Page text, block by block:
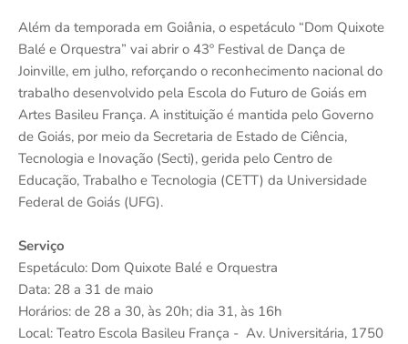
Além da temporada em Goiânia, o espetáculo “Dom Quixote
Balé e Orquestra” vai abrir o 43º Festival de Dança de
Joinville, em julho, reforçando o reconhecimento nacional do
trabalho desenvolvido pela Escola do Futuro de Goiás em
Artes Basileu França. A instituição é mantida pelo Governo
de Goiás, por meio da Secretaria de Estado de Ciência,
Tecnologia e Inovação (Secti), gerida pelo Centro de
Educação, Trabalho e Tecnologia (CETT) da Universidade
Federal de Goiás (UFG).
Serviço
Espetáculo: Dom Quixote Balé e Orquestra
Data: 28 a 31 de maio
Horários: de 28 a 30, às 20h; dia 31, às 16h
Local: Teatro Escola Basileu França - Av. Universitária, 1750